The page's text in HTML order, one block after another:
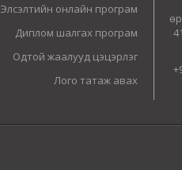
Элсэлтийн онлайн програм
Диплом шалгах програм
Одтой жаалууд цэцэрлэг
Лого татаж авах